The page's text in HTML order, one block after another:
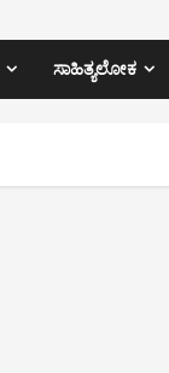
ಸಾಹಿತ್ಯಲೋಕ